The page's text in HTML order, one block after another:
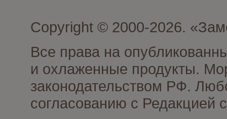
Copyright © 2000-2026.
Все права на
и охлаженные продукты.
законодательством РФ.
согласованию с Редакцией